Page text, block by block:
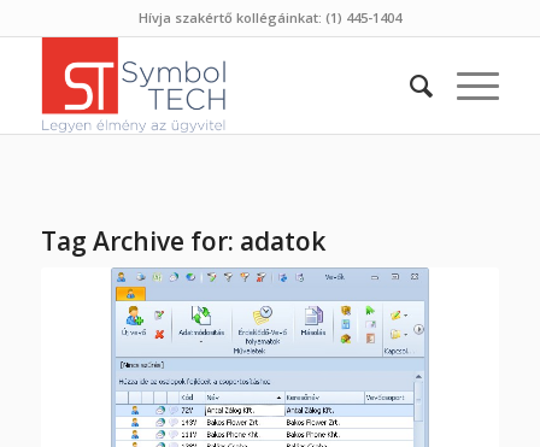
Hívja szakértő kollégáinkat: (1) 445-1404
Tag Archive for: adatok